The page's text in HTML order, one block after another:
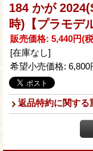
184 かが
時)【プラモデ
販売価格: 5,440円(
[在庫なし]
希望小売価格: 6,800
返品特約に関する